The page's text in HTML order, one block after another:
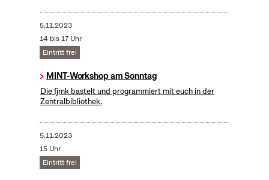
5.11.2023
14 bis 17 Uhr
Eintritt frei
MINT-Workshop am Sonntag
Die fjmk bastelt und programmiert mit euch in der
Zentralbibliothek.
5.11.2023
15 Uhr
Eintritt frei